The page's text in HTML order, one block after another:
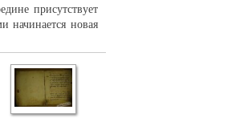
присутствует
начинается новая